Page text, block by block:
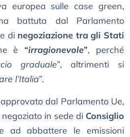
europea sulle case green,
battuta dal Parlamento
di negoziazione tra gli Stati
è “irragionevole”, perché
graduale”, altrimenti si
l’Italia”.
dal Parlamento Ue,
in sede di Consiglio
ad abbattere le emissioni